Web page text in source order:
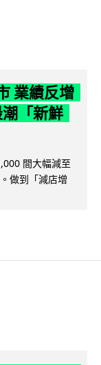
業績反增
「新鮮
間大幅減至
做到「減店增